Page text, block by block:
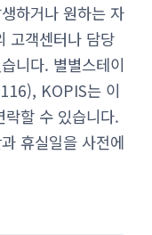
하거나 원하는 자
고객센터나 담당
니다. 별별스테이
KOPIS는 이
락할 수 있습니다.
휴실일을 사전에